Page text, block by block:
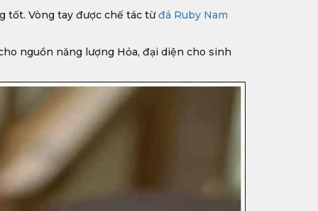
tốt. Vòng tay được chế tác từđá Ruby Nam
nguồn năng lượng Hỏa, đại diện cho sinh